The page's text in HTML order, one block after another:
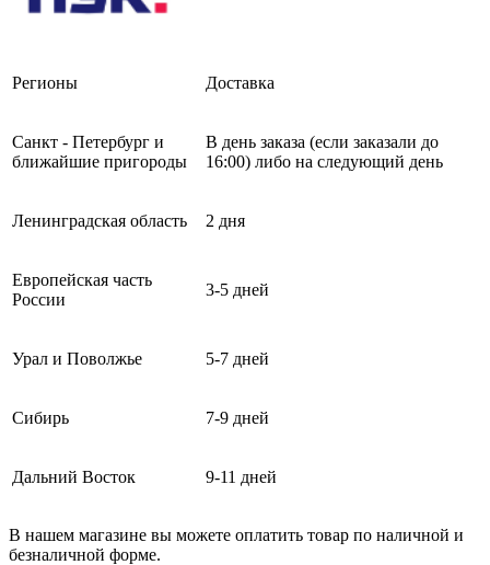
Регионы Доставка
Санкт - Петербург и
ближайшие пригороды
В день заказа (если заказали до
16:00) либо на следующий день
Ленинградская область 2 дня
Европейская часть
России
3-5 дней
Урал и Поволжье 5-7 дней
Сибирь 7-9 дней
Дальний Восток 9-11 дней
В нашем магазине вы можете оплатить товар по наличной и
безналичной форме.